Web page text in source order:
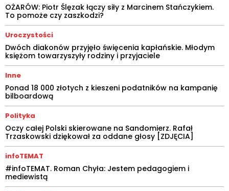
OŻARÓW: Piotr Ślęzak łączy siły z Marcinem Stańczykiem.
To pomoże czy zaszkodzi?
Uroczystości
Dwóch diakonów przyjęło święcenia kapłańskie. Młodym
księżom towarzyszyły rodziny i przyjaciele
Inne
Ponad 18 000 złotych z kieszeni podatników na kampanię
bilboardową
Polityka
Oczy całej Polski skierowane na Sandomierz. Rafał
Trzaskowski dziękował za oddane głosy [ZDJĘCIA]
infoTEMAT
#infoTEMAT. Roman Chyła: Jestem pedagogiem i
mediewistą